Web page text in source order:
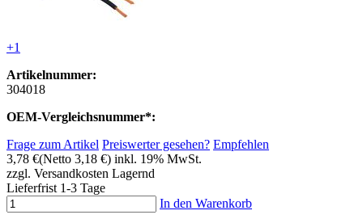
+1
Artikelnummer:
304018
OEM-Vergleichsnummer*:
Frage zum Artikel Preiswerter gesehen? Empfehlen
3,78 €(Netto 3,18 €) inkl. 19% MwSt.
zzgl. Versandkosten Lagernd
Lieferfrist 1-3 Tage
In den Warenkorb